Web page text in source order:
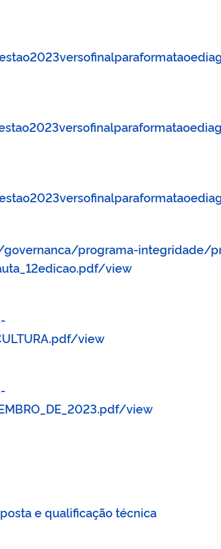
programa-integridade/
view
view
view
e qualificação técnica